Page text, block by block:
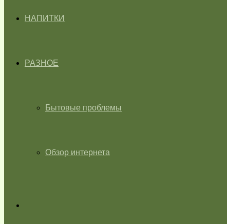
НАПИТКИ
РАЗНОЕ
Бытовые проблемы
Обзор интернета